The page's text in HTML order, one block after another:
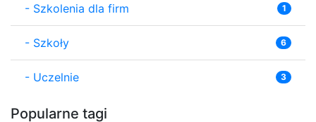
- Szkolenia dla firm 1
- Szkoły 6
- Uczelnie 3
Popularne tagi